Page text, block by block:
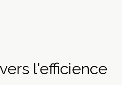
l'efficience